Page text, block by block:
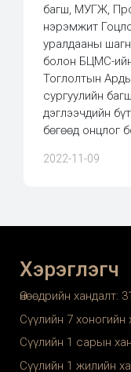
багш, МУГЖ,
нэрэмжит
уралдааны
болон БЦМС-
Тоглолтын
сургуулийн
дэглээчдийн
бөгөөд онцлог
2022-11-09
Хэрэглэгч
Өнөөдрийн хандалт:
Сүүлийн 7 хоногийн
Сүүлийн 1 сарын
Сүүлийн 1 жилийн